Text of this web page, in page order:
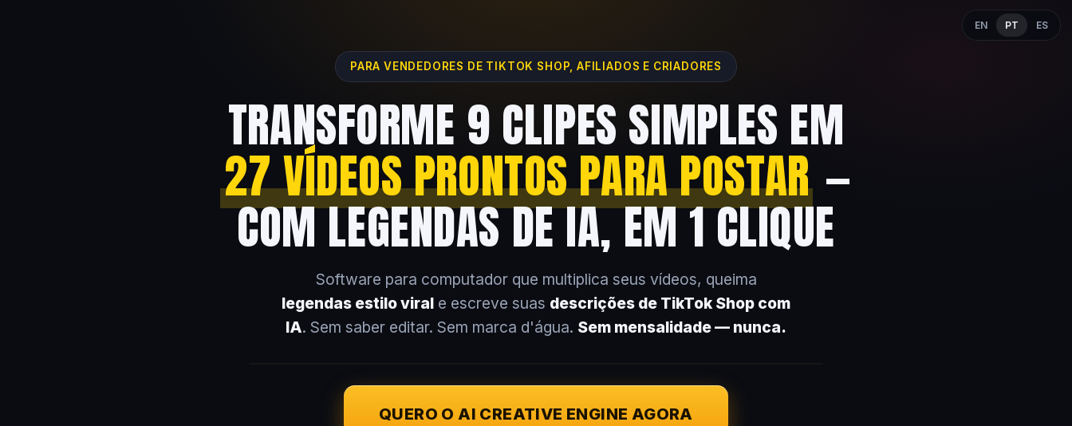
EN PT ES
PARA VENDEDORES DE TIKTOK SHOP, AFILIADOS E CRIADORES
TRANSFORME 9 CLIPES SIMPLES EM
27 VÍDEOS PRONTOS PARA POSTAR —
COM LEGENDAS DE IA, EM 1 CLIQUE
Software para computador que multiplica seus vídeos, queima
legendas estilo viral e escreve suas descrições de TikTok Shop com
IA. Sem saber editar. Sem marca d'água. Sem mensalidade — nunca.
QUERO O AI CREATIVE ENGINE AGORA